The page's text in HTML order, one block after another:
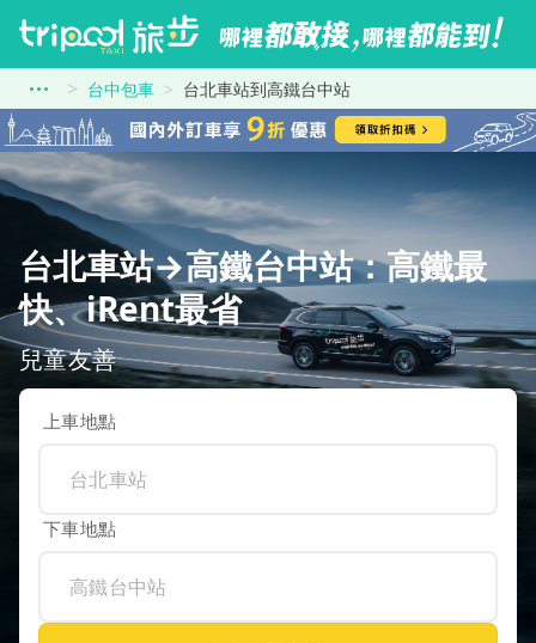
台中包車 台北車站到高鐵台中站
台北車站→高鐵台中站：高鐵最
快、iRent最省
兒童友善
上車地點
下車地點